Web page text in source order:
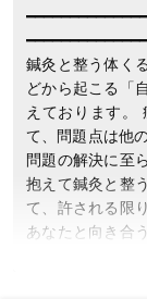
鍼灸と整う体く
どから起こる「
えております。
て、問題点は他
問題の解決に至
抱えて鍼灸と整
て、許される限
あなたと向き合
イフスタイルを